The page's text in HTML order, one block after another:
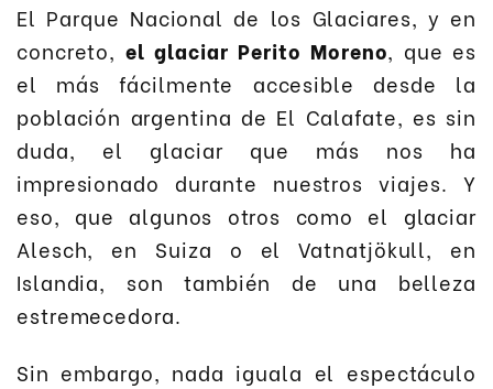
El Parque Nacional de los Glaciares, y en
concreto, el glaciar Perito Moreno, que es
el más fácilmente accesible desde la
población argentina de El Calafate, es sin
duda, el glaciar que más nos ha
impresionado durante nuestros viajes. Y
eso, que algunos otros como el glaciar
Alesch, en Suiza o el Vatnatjökull, en
Islandia, son también de una belleza
estremecedora.
Sin embargo, nada iguala el espectáculo